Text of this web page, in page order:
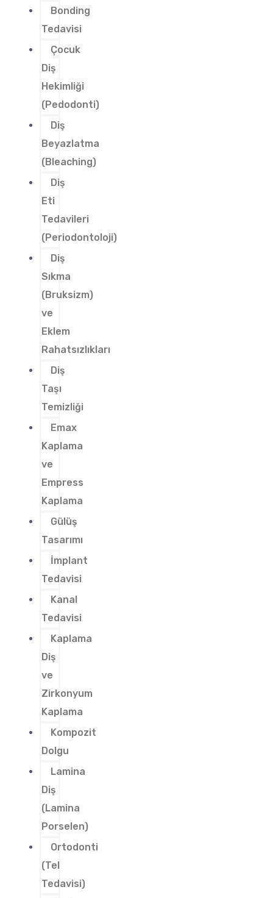
Bonding
Tedavisi
Çocuk
Diş
Hekimliği
(Pedodonti)
Diş
Beyazlatma
(Bleaching)
Diş
Eti
Tedavileri
(Periodontoloji)
Diş
Sıkma
(Bruksizm)
ve
Eklem
Rahatsızlıkları
Diş
Taşı
Temizliği
Emax
Kaplama
ve
Empress
Kaplama
Gülüş
Tasarımı
İmplant
Tedavisi
Kanal
Tedavisi
Kaplama
Diş
ve
Zirkonyum
Kaplama
Kompozit
Dolgu
Lamina
Diş
(Lamina
Porselen)
Ortodonti
(Tel
Tedavisi)